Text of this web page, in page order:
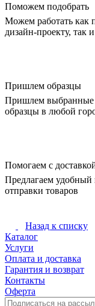
Поможем подобрать
Можем работать как
дизайн-проекту, так
Пришлем образцы
Пришлем выбранные
образцы в любой
Помогаем с
Предлагаем
отправки товаров
Назад к списку
Каталог
Услуги
Оплата и доставка
Гарантия и возврат
Контакты
Оферта